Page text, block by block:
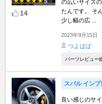
14
の広いサイズ
たんです。 そ
少し幅の広 ...
2023年9月15日
つよぱぱ
パーツレビュー
スバル イン
良い感じのサ